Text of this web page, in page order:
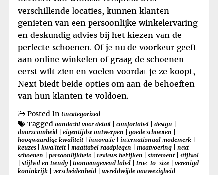
verschillende locaties, kunnen klanten
genieten van een persoonlijke winkelervaring
en deskundig advies bij het kiezen van de
perfecte schoenen. Of je nu de voorkeur geeft
aan online winkelen of graag de schoenen
eerst wilt zien en voelen voordat je ze koopt,
Next biedt beide opties om aan de behoeften
van hun klanten te voldoen.
Posted In Uncategorized
Tagged aandacht voor detail comfortabel design
duurzaamheid
eigentijdse ontwerpen goede schoenen
hoogwaardige kwaliteit| innovatie internationaal modemerk
keuzes
kwaliteit| maattabel raadplegen maatvoering
next
schoenen
persoonlijkheid reviews bekijken statement| stijlvol
stijlvol en trendy| toonaangevend label true-to-size
verenigd
koninkrijk
verscheidenheid wereldwijde aanwezigheid